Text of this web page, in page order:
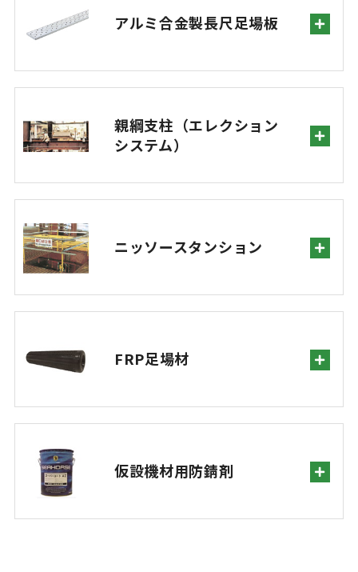
アルミ合金製長尺足場板
親綱支柱（エレクション
システム）
ニッソースタンション
FRP足場材
仮設機材用防錆剤